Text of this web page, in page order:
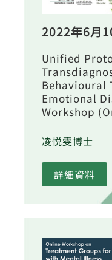
2022年6月
Unified
Behavioural
Emotional
Workshop
凌悦雯博士
詳細資料